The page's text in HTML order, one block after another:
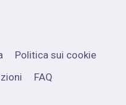
Politica sui cookie
FAQ